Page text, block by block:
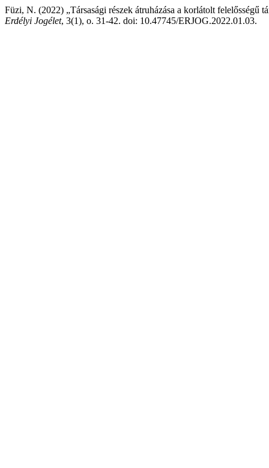
Füzi, N. (2022) „Társasági részek átruházása a korlátolt felelősségű
Erdélyi Jogélet, 3(1), o. 31-42. doi: 10.47745/ERJOG.2022.01.03.